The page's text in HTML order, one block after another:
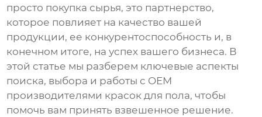
просто покупка сырья, это партнерство,
которое повлияет на качество вашей
продукции, ее конкурентоспособность и, в
конечном итоге, на успех вашего бизнеса. В
этой статье мы разберем ключевые аспекты
поиска, выбора и работы с OEM
производителями красок для пола, чтобы
помочь вам принять взвешенное решение.